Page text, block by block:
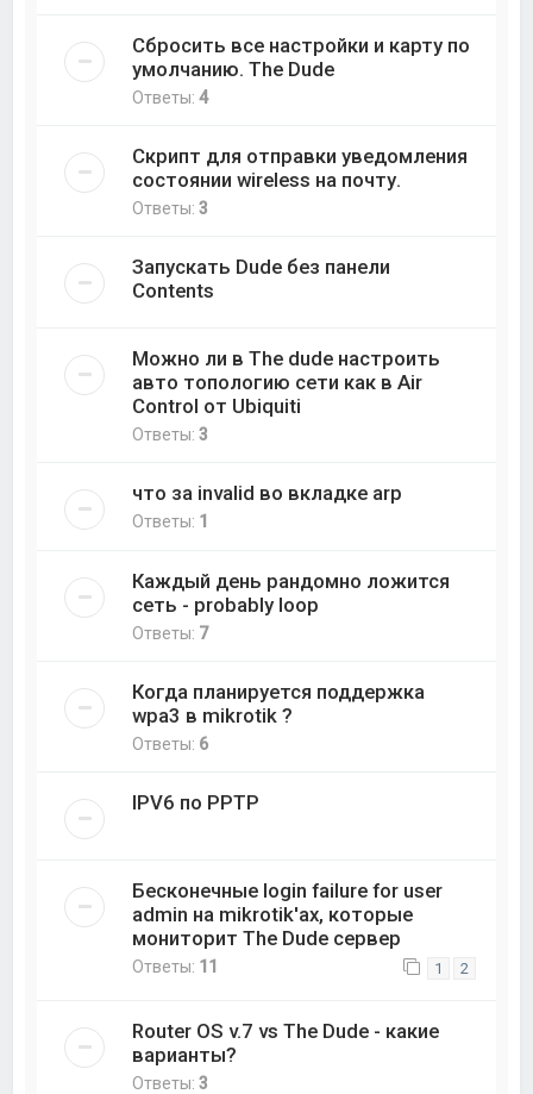
Сбросить все настройки и карту по
умолчанию. The Dude
Ответы:4
Скрипт для отправки уведомления
состоянии wireless на почту.
Ответы:3
Запускать Dude без панели
Contents
Можно ли в The dude настроить
авто топологию сети как в Air
Control от Ubiquiti
Ответы:3
что за invalid во вкладке arp
Ответы: 1
Каждый день рандомно ложится
сеть - probably loop
Ответы: 7
Когда планируется поддержка
wpa3 в mikrotik ?
Ответы: 6
IPV6 по PPTP
Бесконечные login failure for user
admin на mikrotik'ах, которые
мониторит The Dude сервер
Ответы: 11 1 2
Router OS v.7 vs The Dude - какие
варианты?
Ответы:3